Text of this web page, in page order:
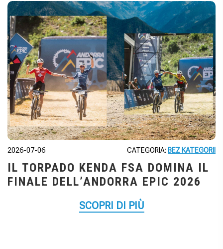
2026-07-06 CATEGORIA: BEZ KATEGORII
IL TORPADO KENDA FSA DOMINA IL
FINALE DELL’ANDORRA EPIC 2026
SCOPRI DI PIÙ